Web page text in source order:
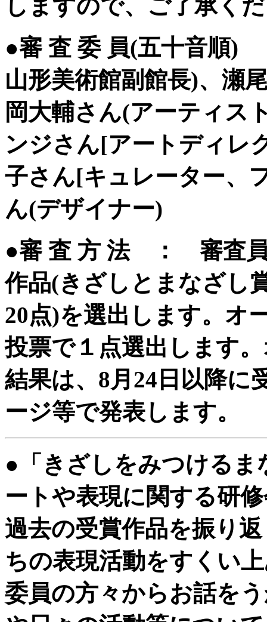
しますので、ご了承く
●審 査 委 員(五十音
山形美術館副館長)、瀬
岡大輔さん(アーティス
ンジさん[アートディレ
子さん[キュレーター、
ん(デザイナー)
●審 査 方 法 ： 審査員
作品(きざしとまなざし
20点)を選出します。オ
投票で１点選出します
結果は、8月24日以降に
ージ等で発表します。
●「きざしをみつける
ートや表現に関する研
過去の受賞作品を振り
ちの表現活動をすくい
委員の方々からお話を